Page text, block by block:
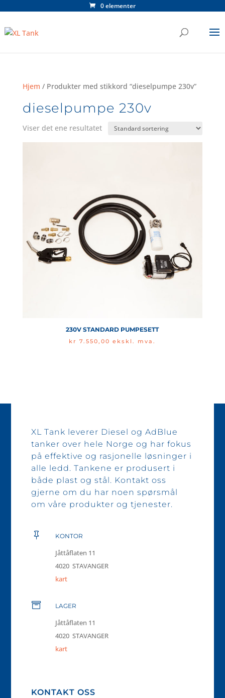
0 elementer
Hjem / Produkter med stikkord “dieselpumpe 230v”
dieselpumpe 230v
Viser det ene resultatet
230V STANDARD PUMPESETT
kr 7.550,00 ekskl. mva.
XL Tank leverer Diesel og AdBlue
tanker over hele Norge og har fokus
på effektive og rasjonelle løsninger i
alle ledd. Tankene er produsert i
både plast og stål. Kontakt oss
gjerne om du har noen spørsmål
om våre produkter og tjenester.
 KONTOR
Jåttåflaten 11
4020 STAVANGER
kart
 LAGER
Jåttåflaten 11
4020 STAVANGER
kart
KONTAKT OSS